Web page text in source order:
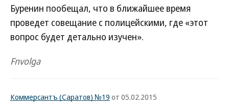
Буренин пообещал, что в ближайшее время
проведет совещание с полицейскими, где «этот
вопрос будет детально изучен».
Fnvolga
Коммерсантъ (Саратов) №19 от 05.02.2015